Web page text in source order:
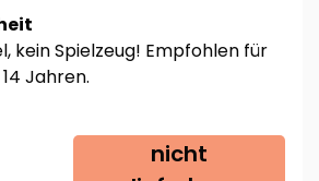
kein Spielzeug! Empfohlen für
Jahren.
nicht